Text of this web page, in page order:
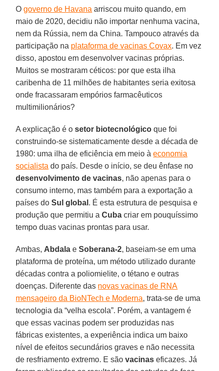
Ogoverno de Havana arriscou muito quando, em
maio de 2020, decidiu não importar nenhuma vacina,
nem da Rússia, nem da China. Tampouco através da
participação na plataforma de vacinas Covax. Em vez
disso, apostou em desenvolver vacinas próprias.
Muitos se mostraram céticos: por que esta ilha
caribenha de 11 milhões de habitantes seria exitosa
onde fracassaram empórios farmacêuticos
multimilionários?
A explicação é osetor biotecnológico que foi
construindo-se sistematicamente desde a década de
1980: uma ilha de eficiência em meio àeconomia
socialista do país. Desde o início, se deu ênfase no
desenvolvimento de vacinas, não apenas para o
consumo interno, mas também para a exportação a
países doSul global . É esta estrutura de pesquisa e
produção que permitiu aCuba criar em pouquíssimo
tempo duas vacinas prontas para usar.
Ambas, Abdala eSoberana-2, baseiam-se em uma
plataforma de proteína, um método utilizado durante
décadas contra a poliomielite, o tétano e outras
doenças. Diferente das novas vacinas de RNA
mensageiro da BioNTech e Moderna, trata-se de uma
tecnologia da “velha escola”. Porém, a vantagem é
que essas vacinas podem ser produzidas nas
fábricas existentes, a experiência indica um baixo
nível de efeitos secundários graves e não necessita
de resfriamento extremo. E sãovacinas eficazes. Já